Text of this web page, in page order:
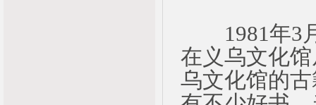
1981年3月
在义乌文化
乌文化馆的